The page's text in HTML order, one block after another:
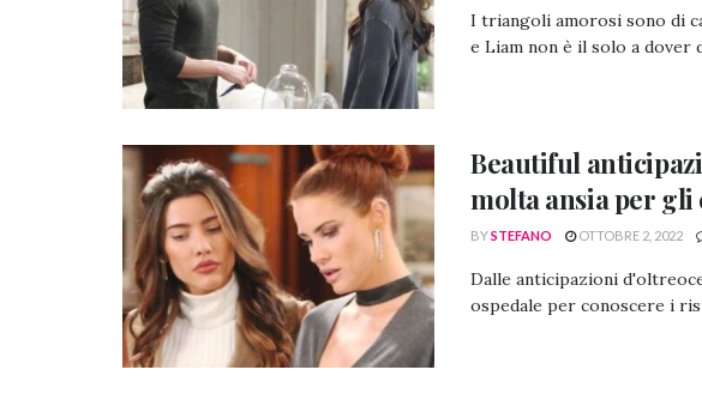
I triangoli amorosi sono di
e Liam non è il solo a dover
Beautiful
molta ansia per gli
BYSTEFANO OTTOBRE 2, 2022
Dalle anticipazioni
ospedale per conoscere i